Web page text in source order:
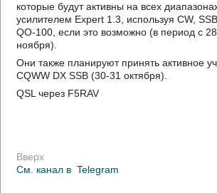
которые будут активны на всех
усилителем Expert 1.3, используя CW,
QO-100, если это возможно (в период с
ноября).
Они также планируют принять активное
CQWW DX SSB (30-31 октября).
QSL через F5RAV
Вверх
См. канал в Telegram